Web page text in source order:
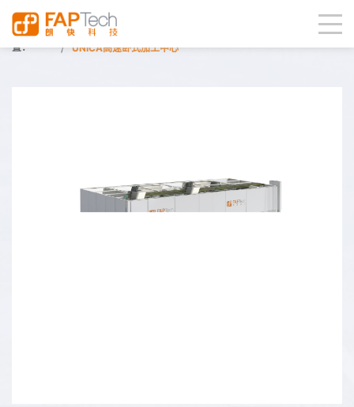
当前位
置：
首页 产品中心
UNICA高速卧式加工中心